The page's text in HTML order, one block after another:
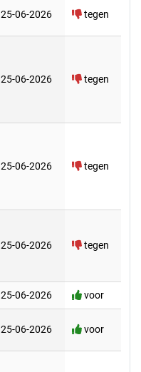
25-06-2026 tegen
25-06-2026 tegen
25-06-2026 tegen
25-06-2026 tegen
25-06-2026 voor
25-06-2026 voor